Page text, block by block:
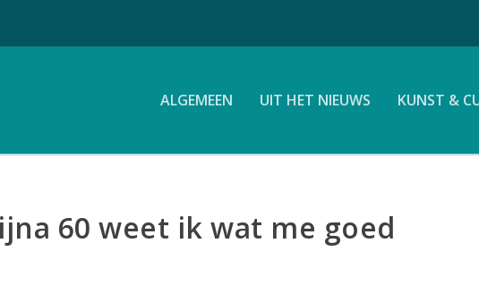
ALGEMEEN UIT HET NIEUWS KUNST &
60 weet ik wat me goed